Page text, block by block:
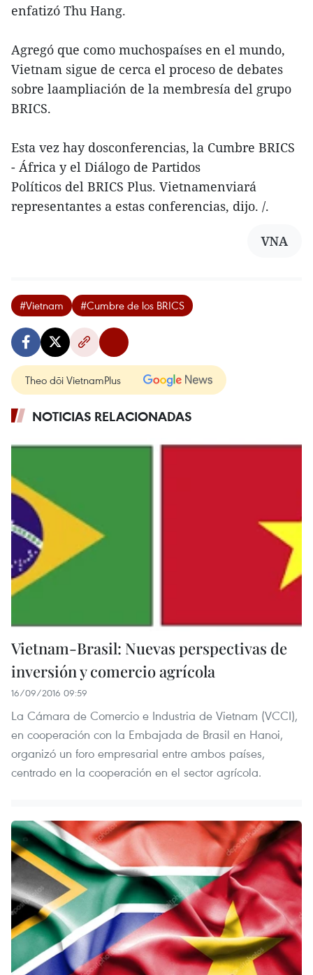
enfatizó Thu Hang.
Agregó que como muchospaíses en el mundo,
Vietnam sigue de cerca el proceso de debates
sobre laampliación de la membresía del grupo
BRICS.
Esta vez hay dosconferencias, la Cumbre BRICS
- África y el Diálogo de Partidos
Políticos del BRICS Plus. Vietnamenviará
representantes a estas conferencias, dijo. /.
VNA
#Vietnam #Cumbre de los BRICS
Theo dõi VietnamPlus
NOTICIAS RELACIONADAS
Vietnam-Brasil: Nuevas perspectivas de
inversión y comercio agrícola
16/09/2016 09:59
La Cámara de Comercio e Industria de Vietnam (VCCI),
en cooperación con la Embajada de Brasil en Hanoi,
organizó un foro empresarial entre ambos países,
centrado en la cooperación en el sector agrícola.